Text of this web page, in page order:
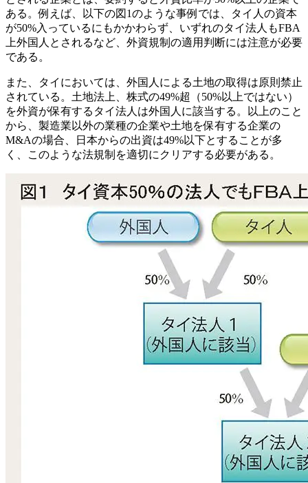
ある。例えば、以下の図1のような事例では、タイ人の資本
が50%入っているにもかかわらず、いずれのタイ法人もFBA
上外国人とされるなど、外資規制の適用判断には注意が必要
である。
また、タイにおいては、外国人による土地の取得は原則禁止
されている。土地法上、株式の49%超（50%以上ではない）
を外資が保有するタイ法人は外国人に該当する。以上のこと
から、製造業以外の業種の企業や土地を保有する企業の
M&Aの場合、日本からの出資は49%以下とすることが多
く、このような法規制を適切にクリアする必要がある。